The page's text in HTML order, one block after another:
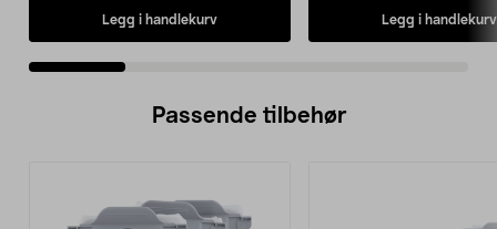
Legg i handlekurv Legg i handlekurv
Passende tilbehør